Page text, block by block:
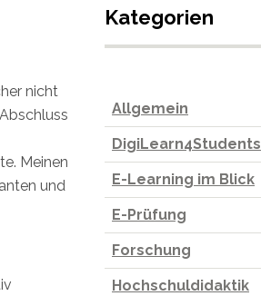
nicht
Meinen
und
Kategorien
Allgemein
DigiLearn4Students
E-Learning im Blick
E-Prüfung
Forschung
Hochschuldidaktik